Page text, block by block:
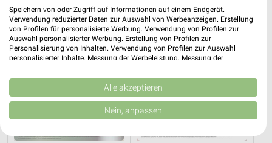
Speichern von oder Zugriff auf Informationen auf einem Endgerät.
Verwendung reduzierter Daten zur Auswahl von Werbeanzeigen. Erstellung
von Profilen für personalisierte Werbung. Verwendung von Profilen zur
Auswahl personalisierter Werbung. Erstellung von Profilen zur
Personalisierung von Inhalten. Verwendung von Profilen zur Auswahl
personalisierter Inhalte. Messung der Werbeleistung. Messung der
Kombinationen von Daten aus verschiedenen Quellen. Entwicklung und
Verbesserung der Angebote. Verwendung reduzierter Daten zur Auswahl
von Inhalten.
Daten können außerhalb der Europäischen Union weitergegeben und in die
Website/App.
Alle akzeptieren
Nein, anpassen